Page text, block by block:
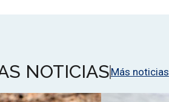
NOTICIAS Más noticias